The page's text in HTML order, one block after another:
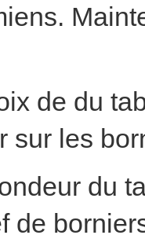
de du
sur les
du
de